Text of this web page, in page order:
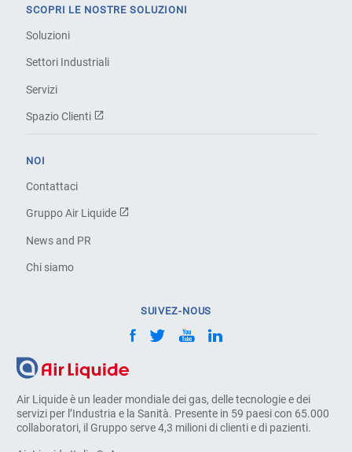
Air Liquide è un leader mondiale dei gas, delle tecnologie e dei
servizi per l’Industria e la Sanità. Presente in 59 paesi con 65.000
collaboratori, il Gruppo serve 4,3 milioni di clienti e di pazienti.
SCOPRI LE NOSTRE SOLUZIONI
Soluzioni
Settori Industriali
Servizi
Spazio Clienti
NOI
Contattaci
Gruppo Air Liquide
News and PR
Chi siamo
SUIVEZ-NOUS